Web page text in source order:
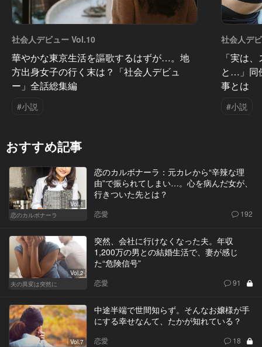
社会人デビュー Vol.10
華やかな東京生活を謳歌するはずが…。地
方出身女子の行く末は？「社会人デビュ
ー」全話総集編
#小説
社会人デ
「実は
と…」同
事とは
#小説
おすすめ記事
Vol.1
恋のカルボナーラ
恋のカルボナーラ：元カレから“辛辣な理
由”で振られてしまい…。心を病んだ女が、
行きついた先とは？
恋愛 192
Vol.2
夫の異変は突然に
突然、会社に行けなくなった夫。年収
1,200万の男との結婚生活で、妻が感じ
た“危険信号”
恋愛 91
Vol.7
中途半端で世間知らず。そんなお嬢様が手
にする幸せなんて、たかが知れている？
恋愛 18